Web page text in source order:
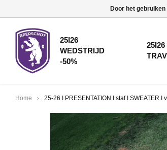
25I26
WEDSTRIJD
-50%
25I26
Home 25-26 I PRESENTATION I staf I SWEATER I
Door het